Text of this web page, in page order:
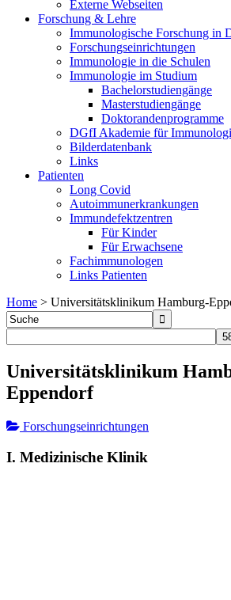
Externe Webseiten
Forschung & Lehre
Immunologische Forschung in
Forschungseinrichtungen
Immunologie in die Schulen
Immunologie im Studium
Bachelorstudiengänge
Masterstudiengänge
Doktorandenprogramme
DGfI Akademie für
Bilderdatenbank
Links
Patienten
Long Covid
Autoimmunerkrankungen
Immundefektzentren
Für Kinder
Für Erwachsene
Fachimmunologen
Links Patienten
Home > Universitätsklinikum Hamburg-
Universitätsklinikum
Eppendorf
Forschungseinrichtungen
I. Medizinische Klinik